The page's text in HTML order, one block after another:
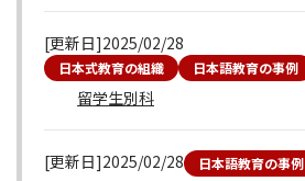
[更新日]2025/02/28
日本式教育の組織 日本語教育の事例
留学生別科
[更新日]2025/02/28 日本語教育の事例